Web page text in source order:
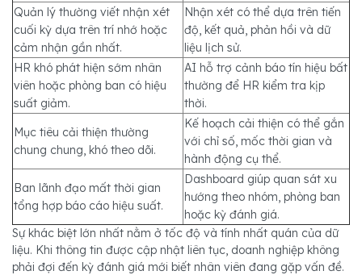
Quản lý thường viết nhận xét
cuối kỳ dựa trên trí nhớ hoặc
cảm nhận gần nhất.
Nhận xét có thể dựa trên tiến
độ, kết quả, phản hồi và dữ
liệu lịch sử.
HR khó phát hiện sớm nhân
viên hoặc phòng ban có hiệu
suất giảm.
AI hỗ trợ cảnh báo tín hiệu bất
thường để HR kiểm tra kịp
thời.
Mục tiêu cải thiện thường
chung chung, khó theo dõi.
Kế hoạch cải thiện có thể gắn
với chỉ số, mốc thời gian và
hành động cụ thể.
Ban lãnh đạo mất thời gian
tổng hợp báo cáo hiệu suất.
Dashboard giúp quan sát xu
hướng theo nhóm, phòng ban
hoặc kỳ đánh giá.
Sự khác biệt lớn nhất nằm ở tốc độ và tính nhất quán của dữ
liệu. Khi thông tin được cập nhật liên tục, doanh nghiệp không
phải đợi đến kỳ đánh giá mới biết nhân viên đang gặp vấn đề.